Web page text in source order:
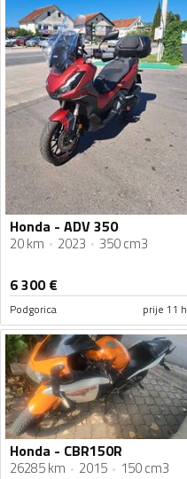
Honda - ADV 350
20 km 2023 350 cm3
6 300€
Podgorica prije 11 h
Honda - CBR150R
26285 km 2015 150 cm3